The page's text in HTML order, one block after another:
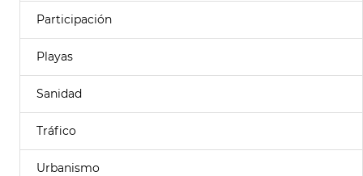
Participación
Playas
Sanidad
Tráfico
Urbanismo